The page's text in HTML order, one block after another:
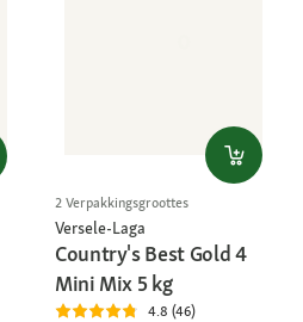
2 Verpakkingsgroottes
Versele-Laga
Country's Best Gold 4
Mini Mix 5 kg
4.8 (46)